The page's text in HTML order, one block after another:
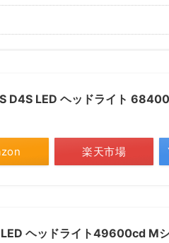
D4S LED ヘッドライト
楽天市場
LED ヘッドライト49600cd M